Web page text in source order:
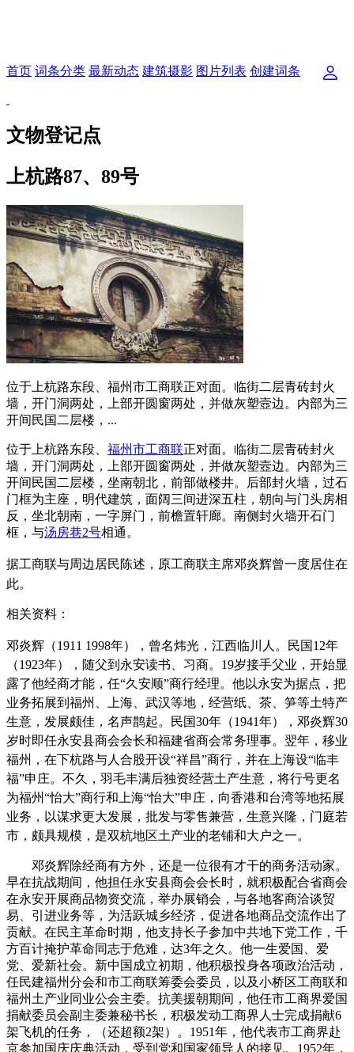
首页 词条分类 最新动态 建筑摄影 图片列表 创建词条
文物登记点
上杭路87、89号
位于上杭路东段、福州市工商联正对面。临街二层青砖封火
墙，开门洞两处，上部开圆窗两处，并做灰塑壼边。内部为三
开间民国二层楼，...
位于上杭路东段、 福州市工商联正对面。临街二层青砖封火
墙，开门洞两处，上部开圆窗两处，并做灰塑壼边。内部为三
开间民国二层楼，坐南朝北，前部做楼井。后部封火墙，过石
门框为主座，明代建筑，面阔三间进深五柱，朝向与门头房相
反，坐北朝南，一字屏门，前檐置轩廊。南侧封火墙开石门
框，与汤房巷2号相通。
据工商联与周边居民陈述，原工商联主席邓炎辉曾一度居住在
此。
相关资料：
邓炎辉 （1911 1998年），曾名炜光，江西临川人。民国12年
（1923年），随父到永安读书、习商。19岁接手父业，开始显
露了他经商才能，任“久安顺”商行经理。他以永安为据点，把
业务拓展到福州、上海、武汉等地，经营纸、茶、笋等土特产
生意，发展颇佳，名声鹊起。民国30年（1941年），邓炎辉30
岁时即任永安县商会会长和福建省商会常务理事。翌年，移业
福州，在下杭路与人合股开设“祥昌”商行，并在上海设“临丰
福”申庄。不久，羽毛丰满后独资经营土产生意，将行号更名
为福州“怡大”商行和上海“怡大”申庄，向香港和台湾等地拓展
业务，以谋求更大发展，批发与零售兼营，生意兴隆，门庭若
市，颇具规模，是双杭地区土产业的老铺和大户之一。
邓炎辉除经商有方外，还是一位很有才干的商务活动家。
早在抗战期间，他担任永安县商会会长时，就积极配合省商会
在永安开展商品物资交流，举办展销会，与各地客商洽谈贸
易、引进业务等，为活跃城乡经济，促进各地商品交流作出了
贡献。在民主革命时期，他支持长子参加中共地下党工作，千
方百计掩护革命同志于危难，达3年之久。他一生爱国、爱
党、爱新社会。新中国成立初期，他积极投身各项政治活动，
任民建福州分会和市工商联筹委会委员，以及小桥区工商联和
福州土产业同业公会主委。抗美援朝期间，他任市工商界爱国
捐献委员会副主委兼秘书长，积极发动工商界人士完成捐献6
架飞机的任务，（还超额2架）。1951年，他代表市工商界赴
京参加国庆庆典活动，受到党和国家领导人的接见。1952年，